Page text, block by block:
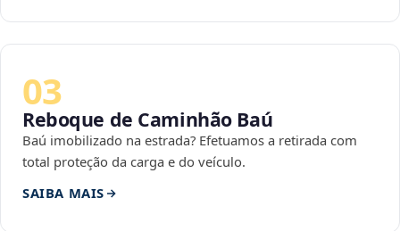
03
Reboque de Caminhão Baú
Baú imobilizado na estrada? Efetuamos a retirada com
total proteção da carga e do veículo.
SAIBA MAIS